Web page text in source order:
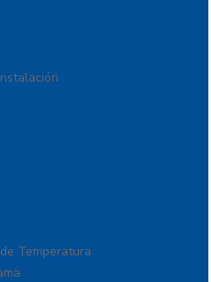
Direccionables
Temperatura